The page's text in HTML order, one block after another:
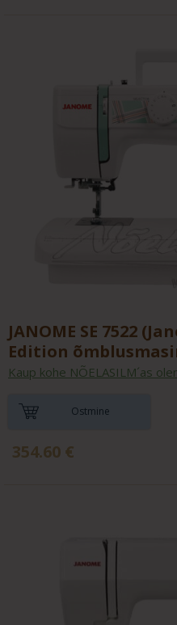
JANOME SE 7522
Edition
Kaup kohe NÕELASILM´as
Ostmine
354.60 €